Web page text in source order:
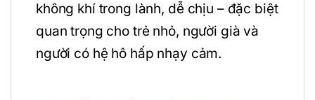
không khí trong lành, dễ chịu – đặc biệt
quan trọng cho trẻ nhỏ, người già và
người có hệ hô hấp nhạy cảm.